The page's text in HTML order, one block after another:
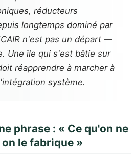
réducteurs
longtemps dominé par
n'est pas un départ —
Une île qui s'est bâtie sur
réapprendre à marcher à
système.
phrase : « Ce qu'on ne
le fabrique »